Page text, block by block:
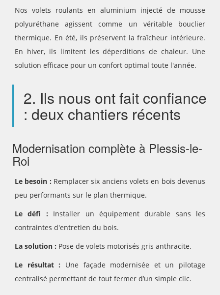
Nos volets roulants en aluminium injecté de mousse
polyuréthane agissent comme un véritable bouclier
thermique. En été, ils préservent la fraîcheur intérieure.
En hiver, ils limitent les déperditions de chaleur. Une
solution efficace pour un confort optimal toute l'année.
2. Ils nous ont fait confiance
: deux chantiers récents
Modernisation complète à Plessis-le-
Roi
Le besoin : Remplacer six anciens volets en bois devenus
peu performants sur le plan thermique.
Le défi : Installer un équipement durable sans les
contraintes d'entretien du bois.
La solution : Pose de volets motorisés gris anthracite.
Le résultat : Une façade modernisée et un pilotage
centralisé permettant de tout fermer d’un simple clic.